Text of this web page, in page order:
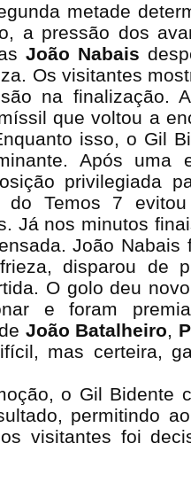
metade
a pressão dos
João Nabais
Os visitantes
na finalização.
que voltou a
isso, o Gil
Após uma
privilegiada
do Temos 7
Já nos minutos
João
disparou de
O golo deu
e foram
João Batalheiro,
mas certeira,
o Gil Bidente
permitindo
visitantes foi